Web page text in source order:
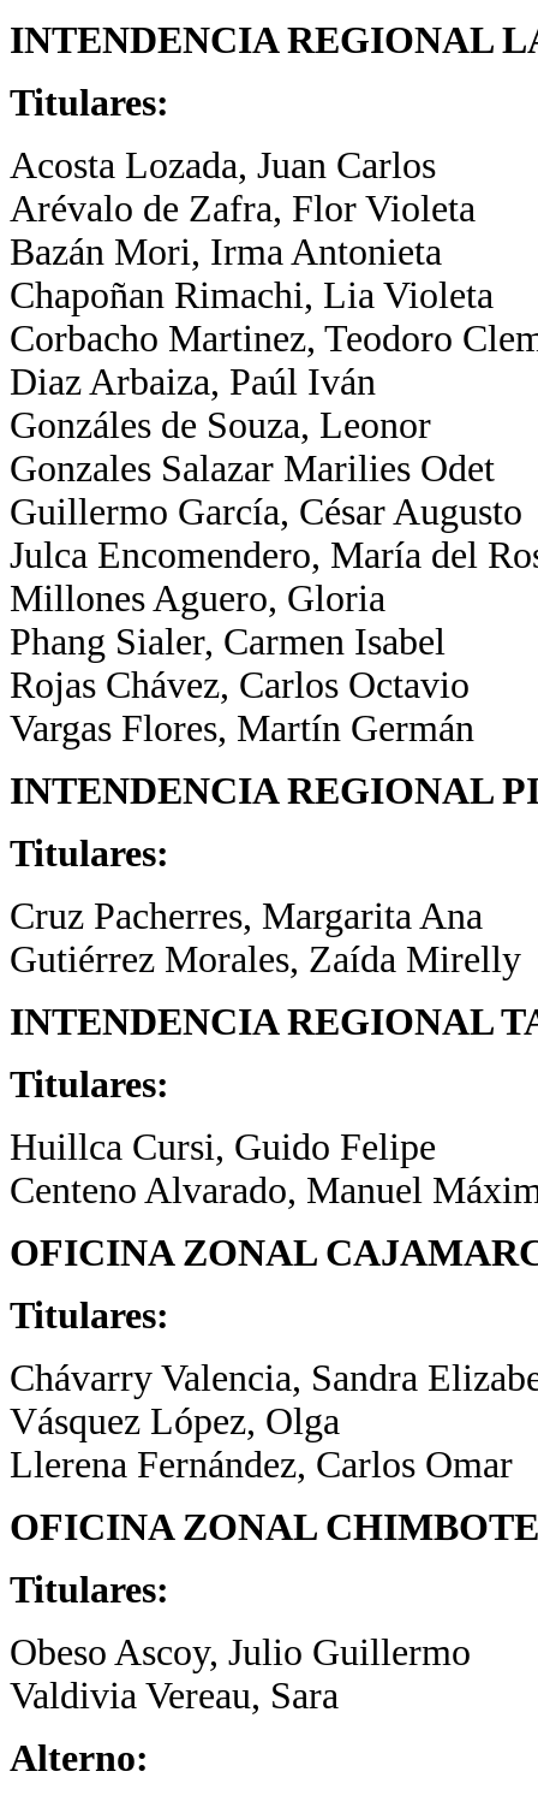
INTENDENCIA REGIONAL
Titulares:
Acosta Lozada, Juan Carlos
Arévalo de Zafra, Flor Violeta
Bazán Mori, Irma Antonieta
Chapoñan Rimachi, Lia Violeta
Corbacho Martinez, Teodoro
Diaz Arbaiza, Paúl Iván
Gonzáles de Souza, Leonor
Gonzales Salazar Marilies Odet
Guillermo García, César Augusto
Julca Encomendero, María del
Millones Aguero, Gloria
Phang Sialer, Carmen Isabel
Rojas Chávez, Carlos Octavio
Vargas Flores, Martín Germán
INTENDENCIA REGIONAL
Titulares:
Cruz Pacherres, Margarita Ana
Gutiérrez Morales, Zaída Mirelly
INTENDENCIA REGIONAL
Titulares:
Huillca Cursi, Guido Felipe
Centeno Alvarado, Manuel
OFICINA ZONAL
Titulares:
Chávarry Valencia, Sandra
Vásquez López, Olga
Llerena Fernández, Carlos Omar
OFICINA ZONAL CHIMBOTE
Titulares:
Obeso Ascoy, Julio Guillermo
Valdivia Vereau, Sara
Alterno: